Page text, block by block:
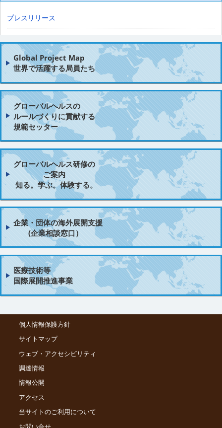
プレスリリース
Global Project Map
世界で活躍する局員たち
グローバルヘルスの
ルールづくりに貢献する
規範セッター
グローバルヘルス研修の
ご案内
知る。学ぶ。体験する。
企業・団体の海外展開支援
(企業相談窓口）
医療技術等
国際展開推進事業
個人情報保護方針
サイトマップ
ウェブ・アクセシビリティ
調達情報
情報公開
アクセス
当サイトのご利用について